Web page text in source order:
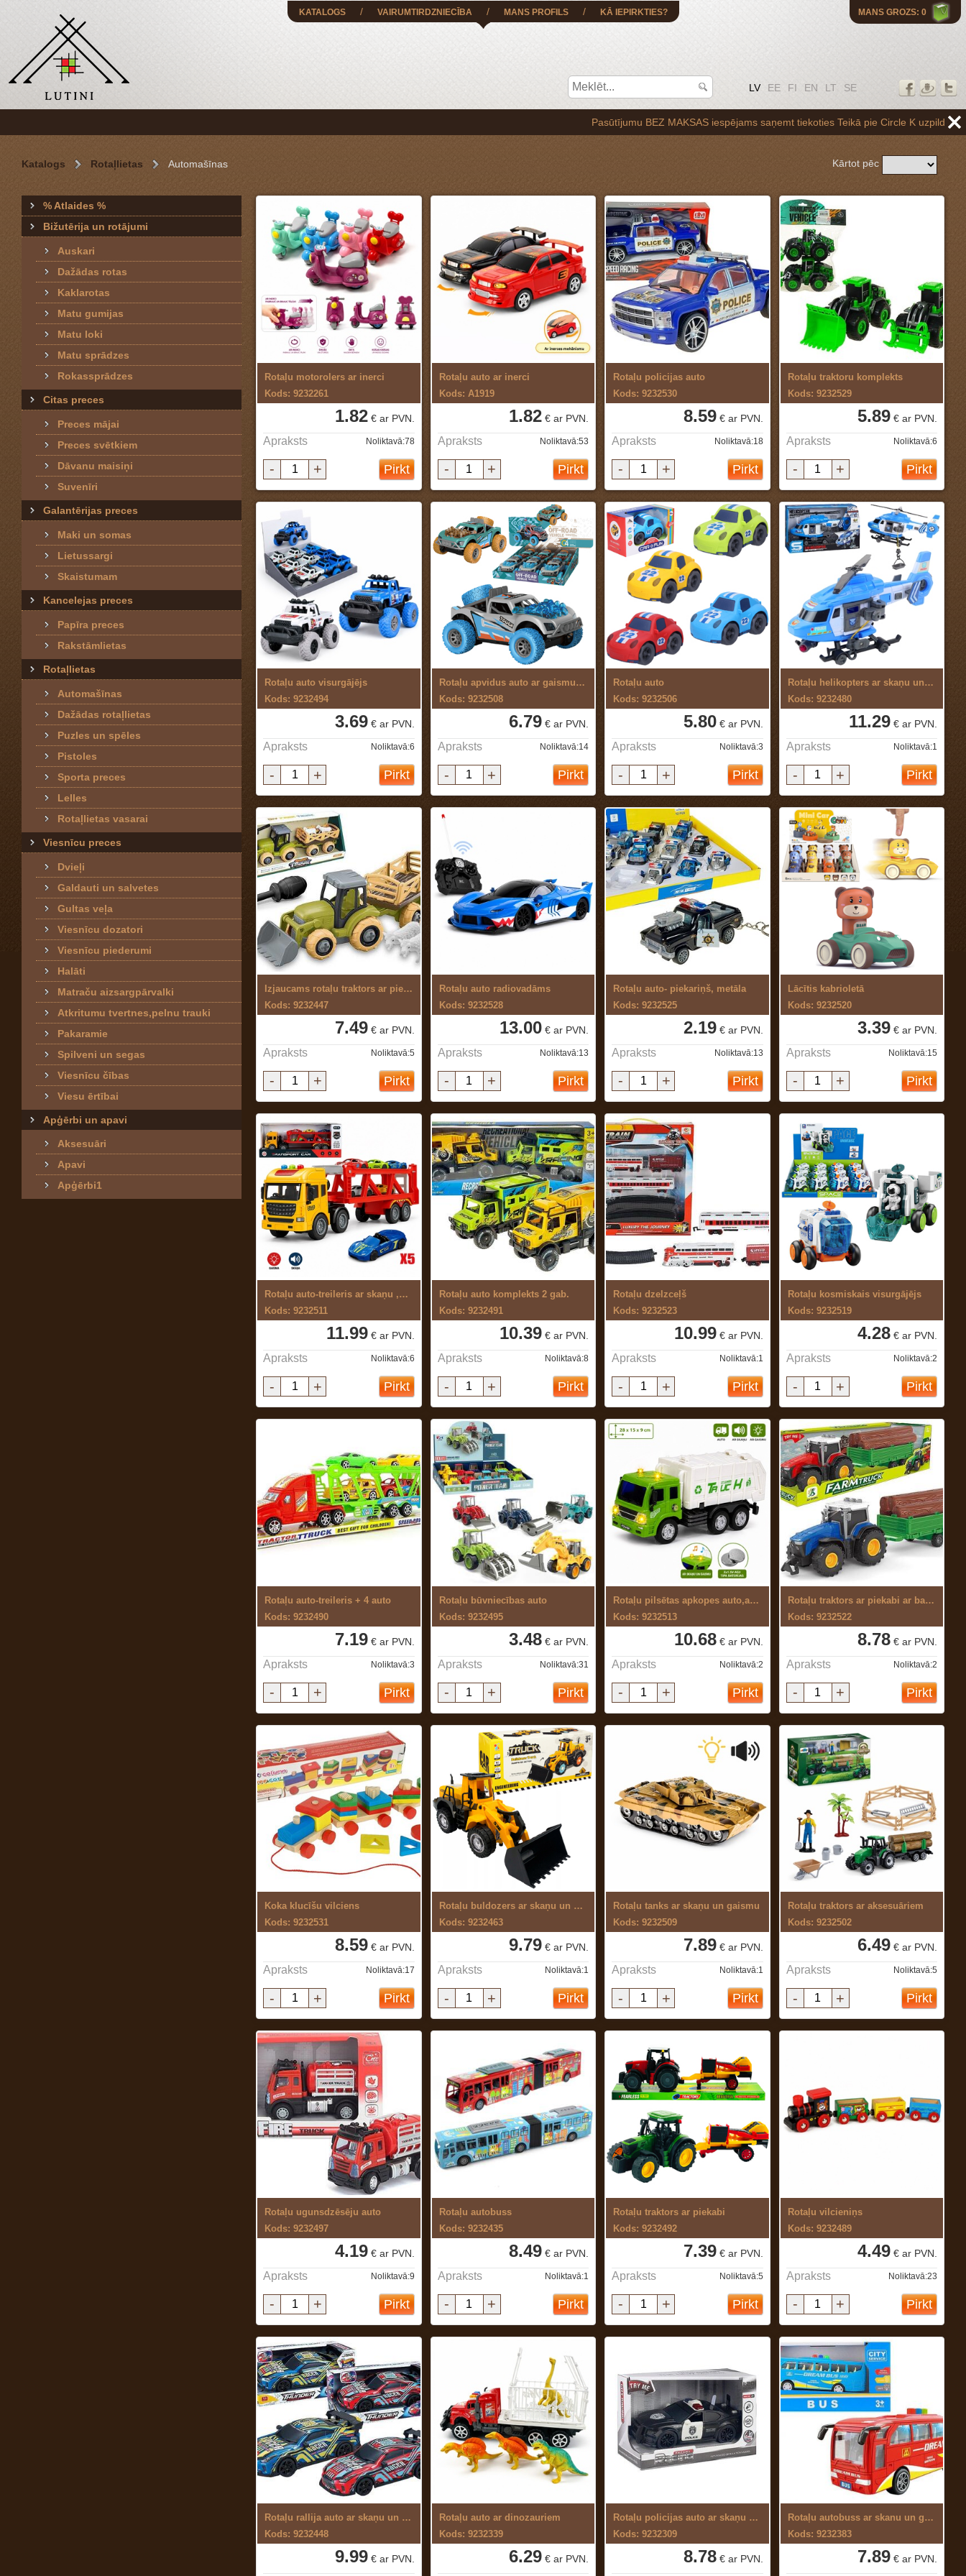
MANS GROZS: 0
LV EE FI EN LT SE
KATALOGS / VAIRUMTIRDZNIECĪBA / MANS PROFILS / KĀ IEPIRKTIES?
Pasūtījumu BEZ MAKSAS iespējams saņemt tiekoties Teikā pie Circle K uzpildes stacijas Brīvības gatvē
Katalogs Rotaļlietas Automašīnas Kārtot pēc
% Atlaides %
Bižutērija un rotājumi
Auskari
Dažādas rotas
Kaklarotas
Matu gumijas
Matu loki
Matu sprādzes
Rokassprādzes
Citas preces
Preces mājai
Preces svētkiem
Dāvanu maisiņi
Suvenīri
Galantērijas preces
Maki un somas
Lietussargi
Skaistumam
Kancelejas preces
Papīra preces
Rakstāmlietas
Rotaļlietas
Automašīnas
Dažādas rotaļlietas
Puzles un spēles
Pistoles
Sporta preces
Lelles
Rotaļlietas vasarai
Viesnīcu preces
Dvieļi
Galdauti un salvetes
Gultas veļa
Viesnīcu dozatori
Viesnīcu piederumi
Halāti
Matraču aizsargpārvalki
Atkritumu tvertnes,pelnu trauki
Pakaramie
Spilveni un segas
Viesnīcu čības
Viesu ērtībai
Apģērbi un apavi
Aksesuāri
Apavi
Apģērbi1
Rotaļu motorolers ar inerci
Kods: 9232261
1.82€ ar PVN.
Apraksts Noliktavā:78
- + Pirkt
Rotaļu auto ar inerci
Kods: A1919
1.82 € ar PVN.
Apraksts Noliktavā:53
- + Pirkt
Rotaļu policijas auto
Kods: 9232530
8.59€ ar PVN.
Apraksts Noliktavā:18
- + Pirkt
Rotaļu traktoru komplekts
Kods: 9232529
5.89 € ar PVN.
Apraksts Noliktavā:6
- + Pirkt
Rotaļu auto visurgājējs
Kods: 9232494
3.69€ ar PVN.
Apraksts Noliktavā:6
- + Pirkt
Rotaļu apvidus auto ar gaismu un skaņu
Kods: 9232508
6.79 € ar PVN.
Apraksts Noliktavā:14
- + Pirkt
Rotaļu auto
Kods: 9232506
5.80€ ar PVN.
Apraksts Noliktavā:3
- + Pirkt
Rotaļu helikopters ar skaņu un gaismu
Kods: 9232480
11.29 € ar PVN.
Apraksts Noliktavā:1
- + Pirkt
Izjaucams rotaļu traktors ar piekabi
Kods: 9232447
7.49€ ar PVN.
Apraksts Noliktavā:5
- + Pirkt
Rotaļu auto radiovadāms
Kods: 9232528
13.00 € ar PVN.
Apraksts Noliktavā:13
- + Pirkt
Rotaļu auto- piekariņš, metāla
Kods: 9232525
2.19€ ar PVN.
Apraksts Noliktavā:13
- + Pirkt
Lācītis kabrioletā
Kods: 9232520
3.39 € ar PVN.
Apraksts Noliktavā:15
- + Pirkt
Rotaļu auto-treileris ar skaņu ,gaismu ...
Kods: 9232511
11.99€ ar PVN.
Apraksts Noliktavā:6
- + Pirkt
Rotaļu auto komplekts 2 gab.
Kods: 9232491
10.39 € ar PVN.
Apraksts Noliktavā:8
- + Pirkt
Rotaļu dzelzceļš
Kods: 9232523
10.99€ ar PVN.
Apraksts Noliktavā:1
- + Pirkt
Rotaļu kosmiskais visurgājējs
Kods: 9232519
4.28 € ar PVN.
Apraksts Noliktavā:2
- + Pirkt
Rotaļu auto-treileris + 4 auto
Kods: 9232490
7.19€ ar PVN.
Apraksts Noliktavā:3
- + Pirkt
Rotaļu būvniecības auto
Kods: 9232495
3.48 € ar PVN.
Apraksts Noliktavā:31
- + Pirkt
Rotaļu pilsētas apkopes auto,ar skaņu ...
Kods: 9232513
10.68€ ar PVN.
Apraksts Noliktavā:2
- + Pirkt
Rotaļu traktors ar piekabi ar baterijām
Kods: 9232522
8.78 € ar PVN.
Apraksts Noliktavā:2
- + Pirkt
Koka klucīšu vilciens
Kods: 9232531
8.59€ ar PVN.
Apraksts Noliktavā:17
- + Pirkt
Rotaļu buldozers ar skaņu un gaismu
Kods: 9232463
9.79 € ar PVN.
Apraksts Noliktavā:1
- + Pirkt
Rotaļu tanks ar skaņu un gaismu
Kods: 9232509
7.89€ ar PVN.
Apraksts Noliktavā:1
- + Pirkt
Rotaļu traktors ar aksesuāriem
Kods: 9232502
6.49 € ar PVN.
Apraksts Noliktavā:5
- + Pirkt
Rotaļu ugunsdzēsēju auto
Kods: 9232497
4.19€ ar PVN.
Apraksts Noliktavā:9
- + Pirkt
Rotaļu autobuss
Kods: 9232435
8.49 € ar PVN.
Apraksts Noliktavā:1
- + Pirkt
Rotaļu traktors ar piekabi
Kods: 9232492
7.39€ ar PVN.
Apraksts Noliktavā:5
- + Pirkt
Rotaļu vilcieniņs
Kods: 9232489
4.49 € ar PVN.
Apraksts Noliktavā:23
- + Pirkt
Rotaļu rallija auto ar skaņu un gaismu
Kods: 9232448
9.99€ ar PVN.
Rotaļu auto ar dinozauriem
Kods: 9232339
6.29 € ar PVN.
Rotaļu policijas auto ar skaņu un gaismu
Kods: 9232309
8.78€ ar PVN.
Rotaļu autobuss ar skanu un gaismu
Kods: 9232383
7.89 € ar PVN.